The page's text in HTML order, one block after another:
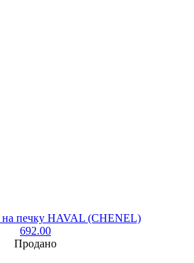
на печку HAVAL (CHENEL)
692.00
Продано